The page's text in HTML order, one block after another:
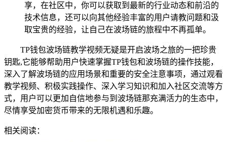
享，在社区中，你可以获取到最新的行业动态和前沿的
技术信息，还可以向其他经验丰富的用户请教问题和汲
取宝贵的经验，让自己在波场链的旅程中不再孤单。
TP钱包波场链教学视频无疑是开启波场之旅的一把珍贵
钥匙,它能够帮助用户快速掌握TP钱包和波场链的操作技能，
深入了解波场链的应用场景和重要的安全注意事项，通过观看
教学视频、积极实践操作、深入学习知识和加入社区交流等方
式，用户可以更加自信地参与到波场链那充满活力的生态中，
尽情享受加密货币带来的无限机遇和乐趣。
相关阅读：